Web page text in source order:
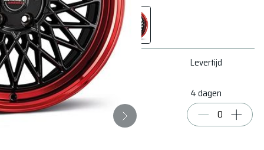
Conditie # op voorraad Levertijd
Nieuw
4 dagen
€ 330,72